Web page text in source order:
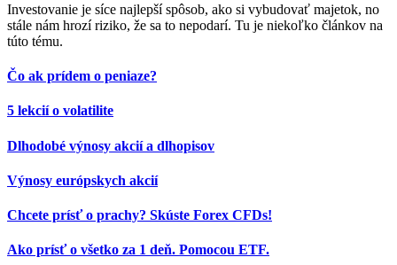
Investovanie je síce najlepší spôsob, ako si vybudovať majetok, no
stále nám hrozí riziko, že sa to nepodarí. Tu je niekoľko článkov na
túto tému.
Čo ak prídem o peniaze?
5 lekcií o volatilite
Dlhodobé výnosy akcií a dlhopisov
Výnosy európskych akcií
Chcete prísť o prachy? Skúste Forex CFDs!
Ako prísť o všetko za 1 deň. Pomocou ETF.